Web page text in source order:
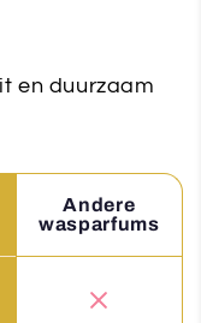
en duurzaam
Andere
wasparfums